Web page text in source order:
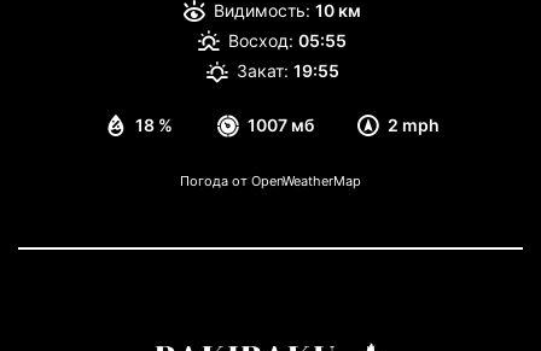
18 % 1007 мб 2 mph
Видимость: 10 км
Восход: 05:55
Закат: 19:55
Погода от OpenWeatherMap